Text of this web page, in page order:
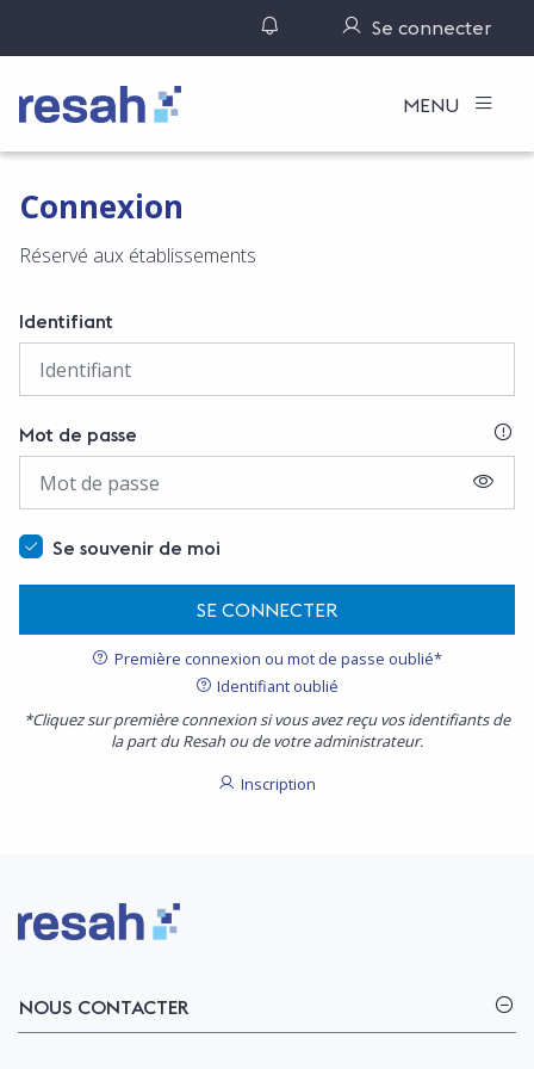
Gérer ses notifications
Se connecter
Logo Resah MENU
Connexion
Réservé aux établissements
Identifiant
Mot de passe
Se souvenir de moi
SE CONNECTER
Première connexion ou mot de passe oublié*
Identifiant oublié
*Cliquez sur première connexion si vous avez reçu vos identifiants de
la part du Resah ou de votre administrateur.
Inscription
Logo Resah
NOUS CONTACTER